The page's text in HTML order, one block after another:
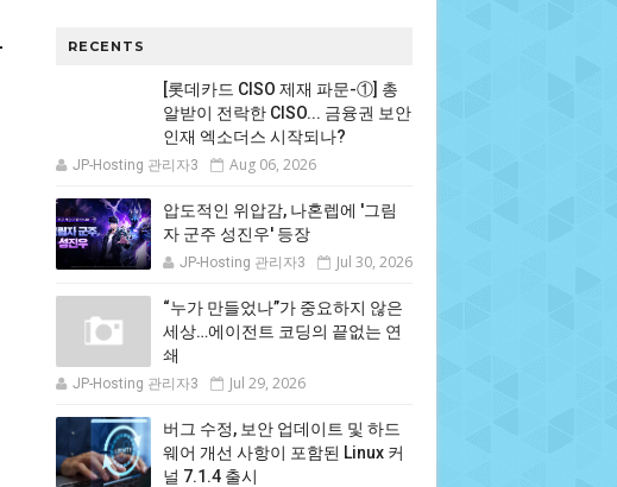
RECENTS
[롯데카드 CISO 제재 파문-①] 총
알받이 전락한 CISO... 금융권 보안
인재 엑소더스 시작되나?
JP-Hosting 관리자3 Aug 06, 2026
압도적인 위압감, 나혼렙에 '그림
자 군주 성진우' 등장
JP-Hosting 관리자3 Jul 30, 2026
“누가 만들었나”가 중요하지 않은
세상…에이전트 코딩의 끝없는 연
쇄
JP-Hosting 관리자3 Jul 29, 2026
버그 수정, 보안 업데이트 및 하드
웨어 개선 사항이 포함된 Linux 커
널 7.1.4 출시